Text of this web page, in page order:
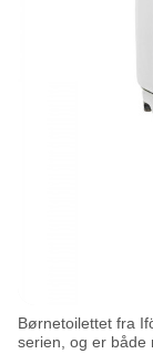
Børnetoilettet fra
serien, og er både